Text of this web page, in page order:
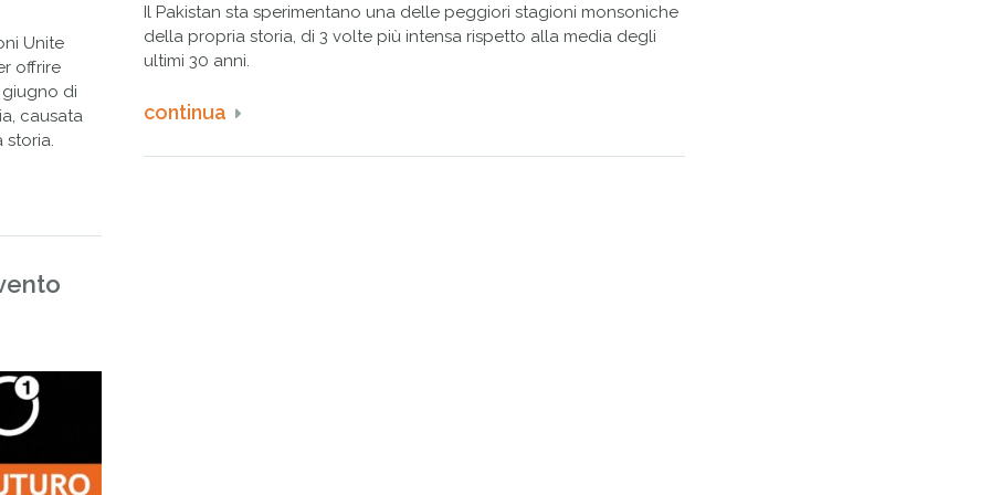
Unite
offrire
di
causata
storia.
Il Pakistan sta sperimentano una delle peggiori stagioni monsoniche
della propria storia, di 3 volte più intensa rispetto alla media degli
ultimi 30 anni.
continua